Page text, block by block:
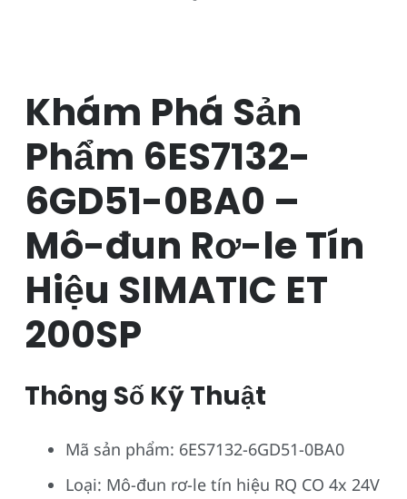
Khám Phá Sản
Phẩm 6ES7132-
6GD51-0BA0 –
Mô-đun Rơ-le Tín
Hiệu SIMATIC ET
200SP
Thông Số Kỹ Thuật
Mã sản phẩm: 6ES7132-6GD51-0BA0
Loại: Mô-đun rơ-le tín hiệu RQ CO 4x 24V